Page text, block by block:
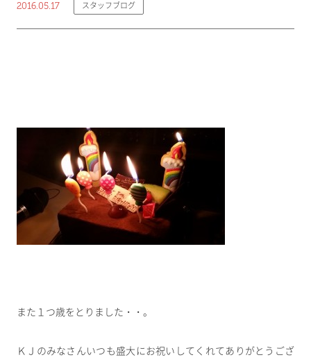
2016.05.17 スタッフブログ
また１つ歳をとりました・・。
ＫＪのみなさんいつも盛大にお祝いしてくれてありがとうござ